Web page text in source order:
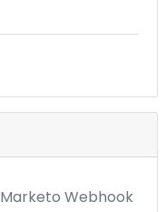
إثراء البيانات المخصصة من خلال Marketo Webhook